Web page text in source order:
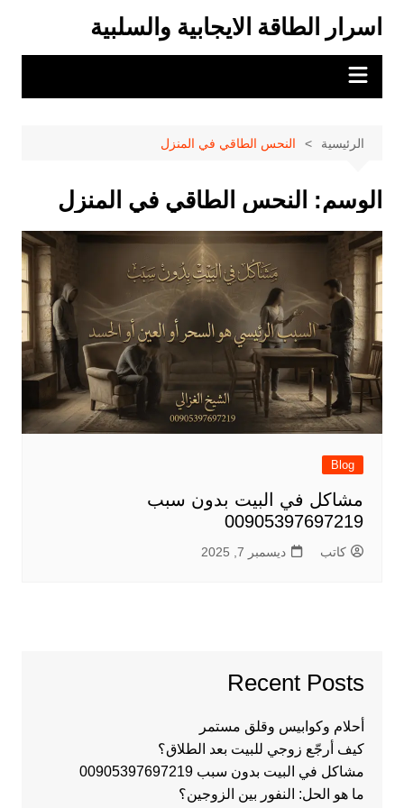
المحتوى
اسرار الطاقة الايجابية والسلبية
الرئيسية النحس الطاقي في المنزل
الوسم: النحس الطاقي في المنزل
Blog
مشاكل في البيت بدون سبب
00905397697219
كاتب ديسمبر 7, 2025
Recent Posts
أحلام وكوابيس وقلق مستمر
كيف أرجّع زوجي للبيت بعد الطلاق؟
مشاكل في البيت بدون سبب 00905397697219
ما هو الحل: النفور بين الزوجين؟